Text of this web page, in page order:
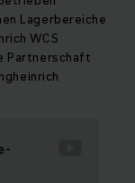
Lagerbereiche
WCS
Partnerschaft